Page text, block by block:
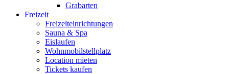
Grabarten
Freizeit
Freizeiteinrichtungen
Sauna & Spa
Eislaufen
Wohnmobilstellplatz
Location mieten
Tickets kaufen